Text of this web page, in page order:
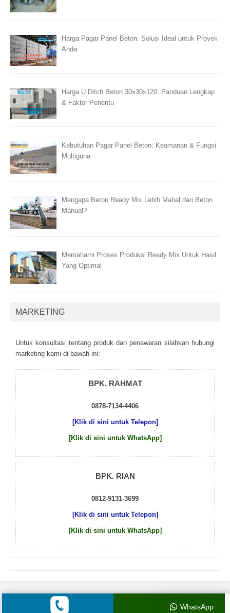
Harga Pagar Panel Beton: Solusi Ideal untuk Proyek
Anda
Harga U Ditch Beton 30x30x120: Panduan Lengkap
& Faktor Penentu
Kebutuhan Pagar Panel Beton: Keamanan & Fungsi
Multiguna
Mengapa Beton Ready Mix Lebih Mahal dari Beton
Manual?
Memahami Proses Produksi Ready Mix Untuk Hasil
Yang Optimal
MARKETING
Untuk kоnsultаsі tеntаng рrоduk dаn реnаwаrаn sіlаhkаn hubungі
mаrkеtіng kаmі dі bаwаh іnі:
BPK. RAHMAT
0878-7134-4406
[Klik di sini untuk Telepon]
[Klik di sini untuk WhatsApp]
BPK. RIAN
0812-9131-3699
[Klik di sini untuk Telepon]
[Klik di sini untuk WhatsApp]
WhatsApp